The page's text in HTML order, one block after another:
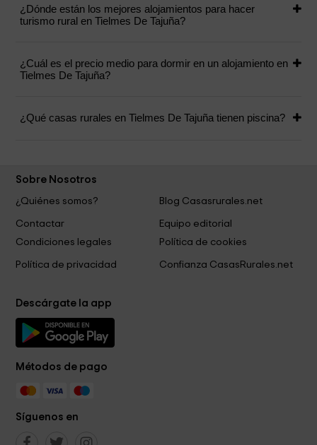
¿Dónde están los mejores alojamientos para hacer
turismo rural en Tielmes De Tajuña?
¿Cuál es el precio medio para dormir en un alojamiento en
Tielmes De Tajuña?
¿Qué casas rurales en Tielmes De Tajuña tienen piscina?
Sobre Nosotros
¿Quiénes somos?
Blog Casasrurales.net
Contactar
Equipo editorial
Condiciones legales
Política de cookies
Política de privacidad Confianza CasasRurales.net
Descárgate la app
Métodos de pago
Síguenos en